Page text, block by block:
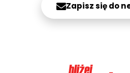
Zapisz się do